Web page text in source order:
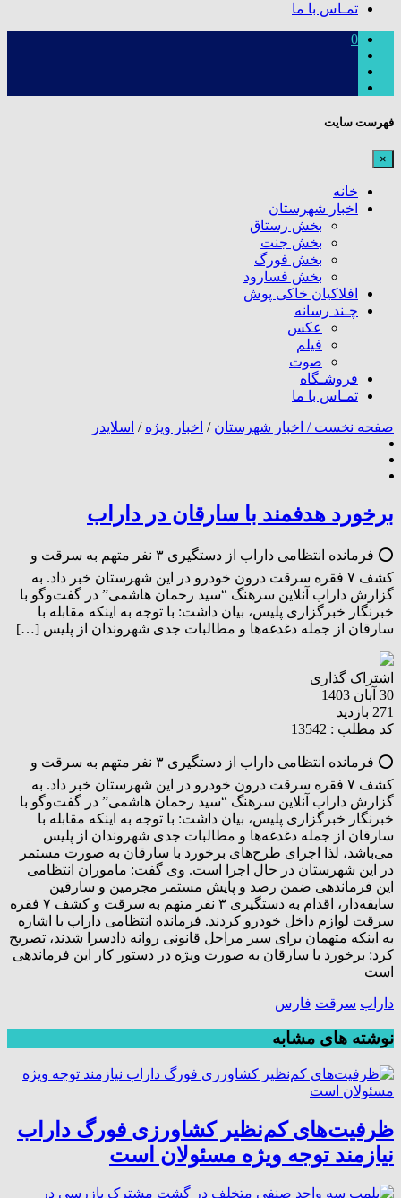
تمـاس با ما
0
فهرست سایت
×
خانه
اخبار شهرستان
بخش رستاق
بخش جنت
بخش فورگ
بخش فسارود
افلاکیان خاکی پوش
چـند رسانه
عکس
فیلم
صوت
فروشـگاه
تمـاس با ما
صفحه نخست / اخبار شهرستان / اخبار ویژه / اسلایدر
برخورد هدفمند با سارقان در داراب
⭕ فرمانده انتظامی داراب از دستگیری ۳ نفر متهم به سرقت و
کشف ۷ فقره سرقت درون خودرو در این شهرستان خبر داد. به
گزارش داراب آنلاین سرهنگ “سید رحمان هاشمی” در گفت‌وگو با
خبرنگار خبرگزاری پلیس، بیان داشت: با توجه به اینکه مقابله با
سارقان از جمله دغدغه‌ها و مطالبات جدی شهروندان از پلیس […]
اشتراک گذاری
30 آبان 1403
271 بازدید
کد مطلب : 13542
⭕ فرمانده انتظامی داراب از دستگیری ۳ نفر متهم به سرقت و
کشف ۷ فقره سرقت درون خودرو در این شهرستان خبر داد. به
گزارش داراب آنلاین سرهنگ “سید رحمان هاشمی” در گفت‌وگو با
خبرنگار خبرگزاری پلیس، بیان داشت: با توجه به اینکه مقابله با
سارقان از جمله دغدغه‌ها و مطالبات جدی شهروندان از پلیس
می‌باشد، لذا اجرای طرح‌های برخورد با سارقان به صورت مستمر
در این شهرستان در حال اجرا است. وی گفت: ماموران انتظامی
این فرماندهی ضمن رصد و پایش مستمر مجرمین و سارقین
سابقه‌دار، اقدام به دستگیری ۳ نفر متهم به سرقت و کشف ۷ فقره
سرقت لوازم داخل خودرو کردند. فرمانده انتظامی داراب با اشاره
به اینکه متهمان برای سیر مراحل قانونی روانه دادسرا شدند، تصریح
کرد: برخورد با سارقان به صورت ویژه در دستور کار این فرماندهی
است
داراب سرقت فارس
نوشته های مشابه
ظرفیت‌های کم‌نظیر کشاورزی فورگ داراب
نیازمند توجه ویژه مسئولان است